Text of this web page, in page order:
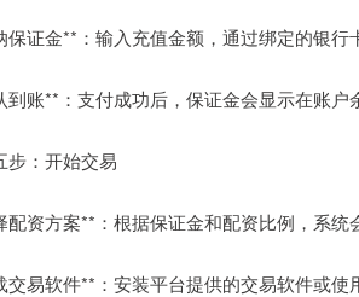
保证金**：输入充值金额，通过绑定的银行
到账**：支付成功后，保证金会显示在账户
步：开始交易
配资方案**：根据保证金和配资比例，系统
交易软件**：安装平台提供的交易软件或使